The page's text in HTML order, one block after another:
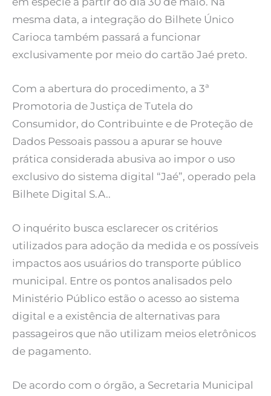
mesma data, a integração do Bilhete Único
Carioca também passará a funcionar
exclusivamente por meio do cartão Jaé preto.
Com a abertura do procedimento, a 3ª
Promotoria de Justiça de Tutela do
Consumidor, do Contribuinte e de Proteção de
Dados Pessoais passou a apurar se houve
prática considerada abusiva ao impor o uso
exclusivo do sistema digital “Jaé”, operado pela
Bilhete Digital S.A..
O inquérito busca esclarecer os critérios
utilizados para adoção da medida e os possíveis
impactos aos usuários do transporte público
municipal. Entre os pontos analisados pelo
Ministério Público estão o acesso ao sistema
digital e a existência de alternativas para
passageiros que não utilizam meios eletrônicos
de pagamento.
De acordo com o órgão, a Secretaria Municipal